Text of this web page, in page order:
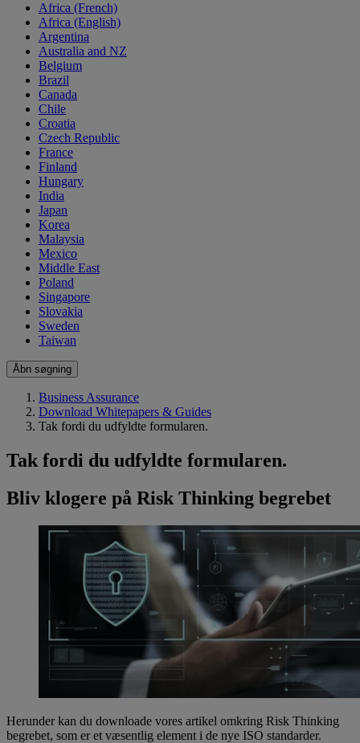
Africa (French)
Africa (English)
Argentina
Australia and NZ
Belgium
Brazil
Canada
Chile
Croatia
Czech Republic
France
Finland
Hungary
India
Japan
Korea
Malaysia
Mexico
Middle East
Poland
Singapore
Slovakia
Sweden
Taiwan
Åbn søgning
Business Assurance
Download Whitepapers & Guides
Tak fordi du udfyldte formularen.
Tak fordi du udfyldte formularen.
Bliv klogere på Risk Thinking begrebet
Herunder kan du downloade vores artikel omkring Risk Thinking
begrebet, som er et væsentlig element i de nye ISO standarder.